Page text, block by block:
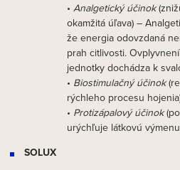
• Analgetický účinok
okamžitá úľava) –
že energia odovzdaná
prah citlivosti.
jednotky dochádza k
• Biostimulačný účinok
rýchleho procesu
• Protizápalový účinok
urýchľuje látkovú
SOLUX